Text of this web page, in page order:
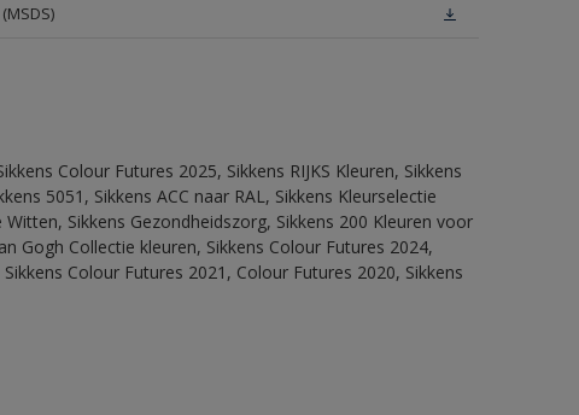
Colour Futures 2025, Sikkens RIJKS Kleuren, Sikkens
5051, Sikkens ACC naar RAL, Sikkens Kleurselectie
Sikkens Gezondheidszorg, Sikkens 200 Kleuren voor
Gogh Collectie kleuren, Sikkens Colour Futures 2024,
Colour Futures 2021, Colour Futures 2020, Sikkens